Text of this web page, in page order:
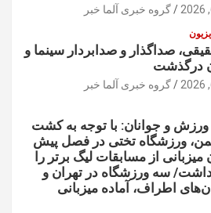
گروه خبری آلما خبر
صداگذار و صدابردار سینما و
درگذشت
گروه خبری آلما خبر
و جوانان: با توجه به کشت
ورزشگاه تختی در فصل پیش
میزبانی از مسابقات لیگ برتر را
سه ورزشگاه در تهران و
اطراف، آماده میزبانی